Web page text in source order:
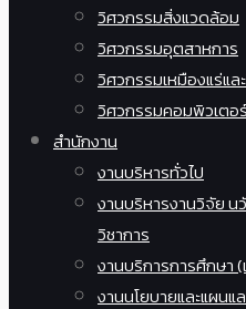
วิศวกรรมสิ่งแวดล้อม
วิศวกรรมอุตสาหการ
วิศวกรรมเหมืองแร่แล
วิศวกรรมคอมพิวเตอ
สำนักงาน
งานบริหารทั่วไป
งานบริหารงานวิจัย น
วิชาการ
งานบริการการศึกษา
งานนโยบายและแผน